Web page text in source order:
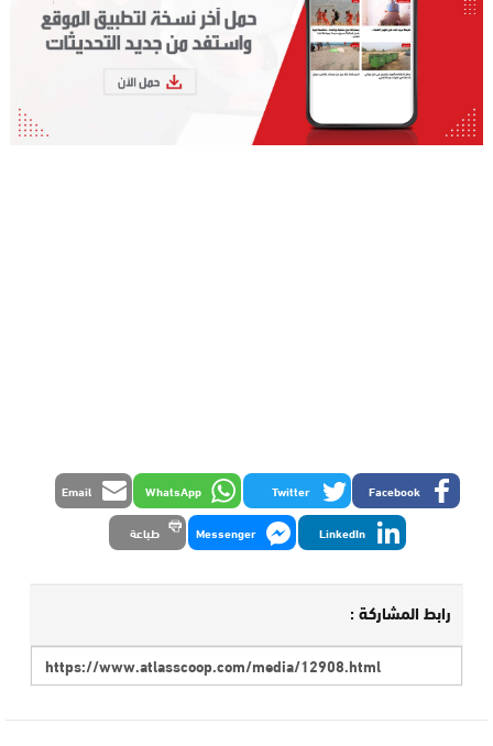
Facebook
Twitter
WhatsApp
Email
LinkedIn
Messenger طباعة
رابط المشاركة :